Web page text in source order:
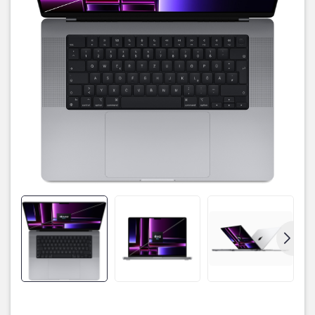
cho người dùng được trải nghiệm phần nhìn được tốt hơn, người
dùng có thể sử dụng nhiều tác vụ cùng một lúc, tăng hiệu suất
công việc, học tập.
Hỗ trợ True Tone cùng dải màu P3 giúp cho hình ảnh hiển thị vô
cùng sắc nét, các màu sắc sáng, tối được thể hiện chi tiết hơn. Độ
mắt của chúng ta không bị quá khó chịu.